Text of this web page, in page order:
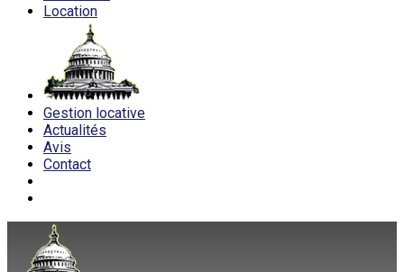
Location
Gestion locative
Actualités
Avis
Contact